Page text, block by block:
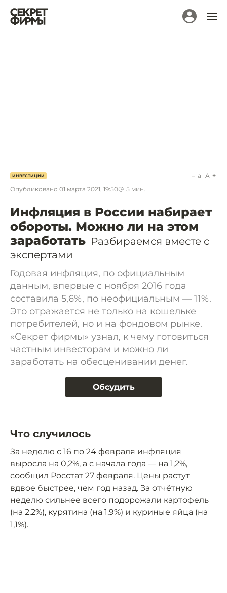
ИНВЕСТИЦИИ
Опубликовано 01 марта 2021, 19:50 5 мин.
a A
Инфляция в России набирает
обороты. Можно ли на этом
заработать Разбираемся вместе с
экспертами
Годовая инфляция, по официальным
данным, впервые с ноября 2016 года
составила 5,6%, по неофициальным — 11%.
Это отражается не только на кошельке
потребителей, но и на фондовом рынке.
«Секрет фирмы» узнал, к чему готовиться
частным инвесторам и можно ли
заработать на обесценивании денег.
Обсудить
Что случилось
За неделю с 16 по 24 февраля инфляция
выросла на 0,2%, а с начала года — на 1,2%,
сообщил Росстат 27 февраля. Цены растут
вдвое быстрее, чем год назад. За отчётную
неделю сильнее всего подорожали картофель
(на 2,2%), курятина (на 1,9%) и куриные яйца (на
1,1%).